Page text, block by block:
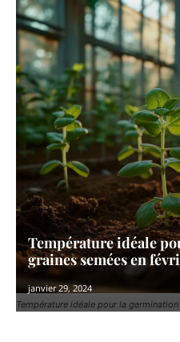
Température idéale pour la
Température idéale
graines semées en
janvier 29, 2024